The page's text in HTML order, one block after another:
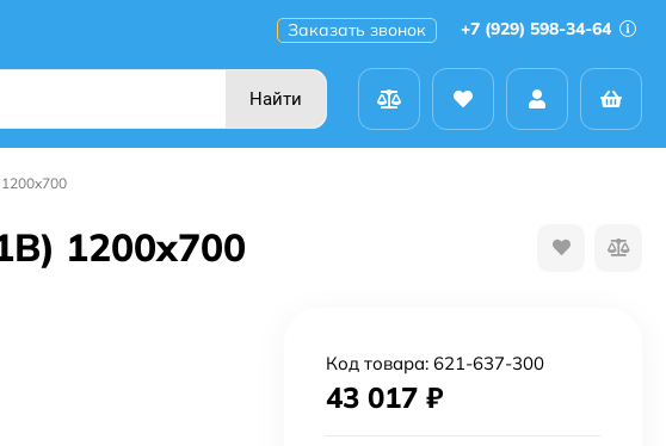
Заказать звонок +7 (929) 598-34-64
Найти
1200x700
Код товара: 621-637-300
43 017 ₽